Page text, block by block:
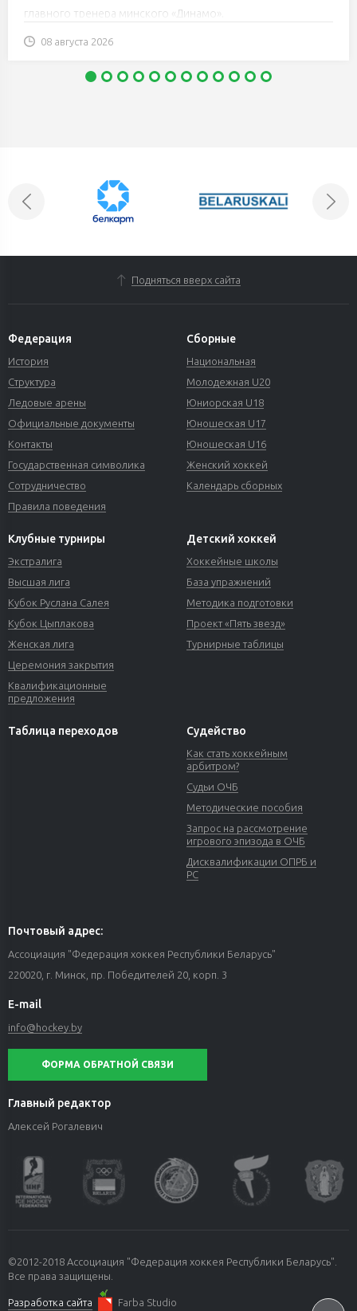
главного тренера минского «Динамо».
08 августа 2026
Подняться вверх сайта
Федерация
История
Структура
Ледовые арены
Официальные документы
Контакты
Государственная символика
Сотрудничество
Правила поведения
Сборные
Национальная
Молодежная U20
Юниорская U18
Юношеская U17
Юношеская U16
Женский хоккей
Календарь сборных
Клубные турниры
Экстралига
Высшая лига
Кубок Руслана Салея
Кубок Цыплакова
Женская лига
Церемония закрытия
Квалификационные
предложения
Детский хоккей
Хоккейные школы
База упражнений
Методика подготовки
Проект «Пять звезд»
Турнирные таблицы
Таблица переходов Судейство
Как стать хоккейным
арбитром?
Судьи ОЧБ
Методические пособия
Запрос на рассмотрение
игрового эпизода в ОЧБ
Дисквалификации ОПРБ и
РС
Почтовый адрес:
Ассоциация "Федерация хоккея Республики Беларусь"
220020, г. Минск, пр. Победителей 20, корп. 3
E-mail
info@hockey.by
ФОРМА ОБРАТНОЙ СВЯЗИ
Главный редактор
Алексей Рогалевич
©2012-2018 Ассоциация "Федерация хоккея Республики Беларусь".
Все права защищены.
Разработка сайта Farba Studio